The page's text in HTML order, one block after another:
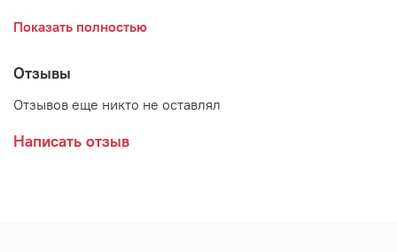
Страна: Дания
Показать полностью
Отзывы
Отзывов еще никто не оставлял
Написать отзыв